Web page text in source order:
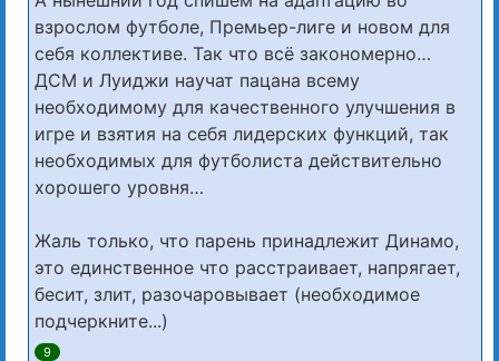
взрослом футболе, Премьер-лиге и новом для
себя коллективе. Так что всё закономерно…
ДСМ и Луиджи научат пацана всему
необходимому для качественного улучшения в
игре и взятия на себя лидерских функций, так
необходимых для футболиста действительно
хорошего уровня…
Жаль только, что парень принадлежит Динамо,
это единственное что расстраивает, напрягает,
бесит, злит, разочаровывает (необходимое
подчеркните...)
9